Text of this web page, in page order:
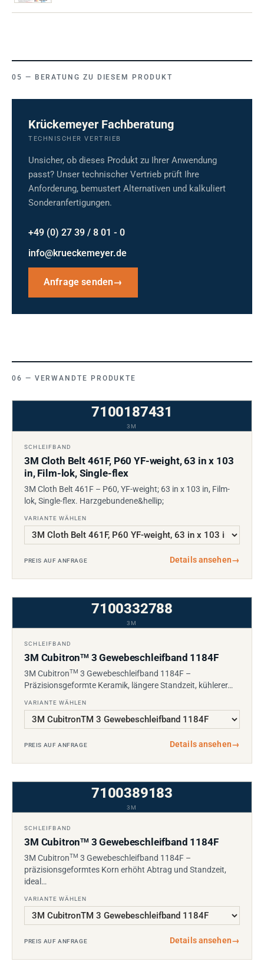
BERATUNG ZU DIESEM PRODUKT
Krückemeyer Fachberatung
TECHNISCHER VERTRIEB
Unsicher, ob dieses Produkt zu Ihrer Anwendung
passt? Unser technischer Vertrieb prüft Ihre
Anforderung, bemustert Alternativen und kalkuliert
Sonderanfertigungen.
+49 (0) 27 39 / 8 01 - 0
info@krueckemeyer.de
Anfrage senden→
VERWANDTE PRODUKTE
7100187431
3M
SCHLEIFBAND
3M Cloth Belt 461F, P60 YF-weight, 63 in x 103
in, Film-lok, Single-flex
3M Cloth Belt 461F – P60, YF-weight; 63 in x 103 in, Film-
lok, Single-flex. Harzgebundene&hellip;
VARIANTE WÄHLEN
PREIS AUF ANFRAGE Details ansehen→
7100332788
3M
SCHLEIFBAND
3M CubitronTM3 Gewebeschleifband 1184F
3M CubitronTM 3 Gewebeschleifband 1184F –
Präzisionsgeformte Keramik, längere Standzeit, kühlerer…
VARIANTE WÄHLEN
PREIS AUF ANFRAGE Details ansehen→
7100389183
3M
SCHLEIFBAND
3M CubitronTM3 Gewebeschleifband 1184F
3M CubitronTM 3 Gewebeschleifband 1184F –
präzisionsgeformtes Korn erhöht Abtrag und Standzeit,
ideal…
VARIANTE WÄHLEN
PREIS AUF ANFRAGE Details ansehen→